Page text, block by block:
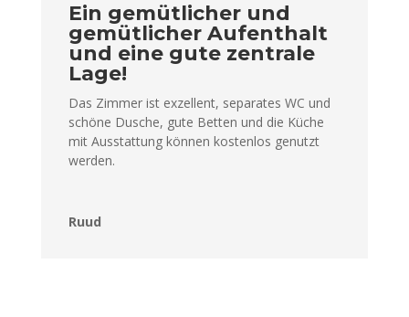
Ein gemütlicher und
gemütlicher Aufenthalt
und eine gute zentrale
Lage!
Das Zimmer ist exzellent, separates WC und
schöne Dusche, gute Betten und die Küche
mit Ausstattung können kostenlos genutzt
werden.
Ruud